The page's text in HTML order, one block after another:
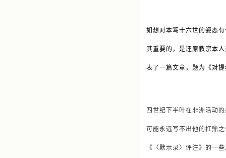
如想对本笃十六世的姿态
其重要的，是还原教宗本
表了一篇文章，题为《对
四世纪下半叶在非洲活动
可能永远写不出他的扛鼎
《〈默示录〉评注》的一